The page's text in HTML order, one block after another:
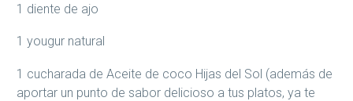
1 diente de ajo
1 yougur natural
1 cucharada de Aceite de coco Hijas del Sol (además de
aportar un punto de sabor delicioso a tus platos, ya te